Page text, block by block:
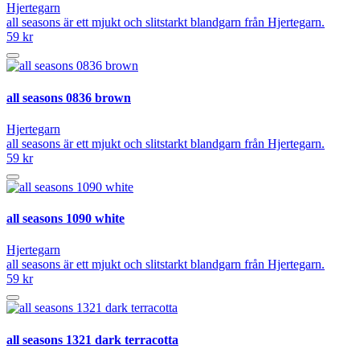
Hjertegarn
all seasons är ett mjukt och slitstarkt blandgarn från Hjertegarn.
59 kr
all seasons 0836 brown
Hjertegarn
all seasons är ett mjukt och slitstarkt blandgarn från Hjertegarn.
59 kr
all seasons 1090 white
Hjertegarn
all seasons är ett mjukt och slitstarkt blandgarn från Hjertegarn.
59 kr
all seasons 1321 dark terracotta